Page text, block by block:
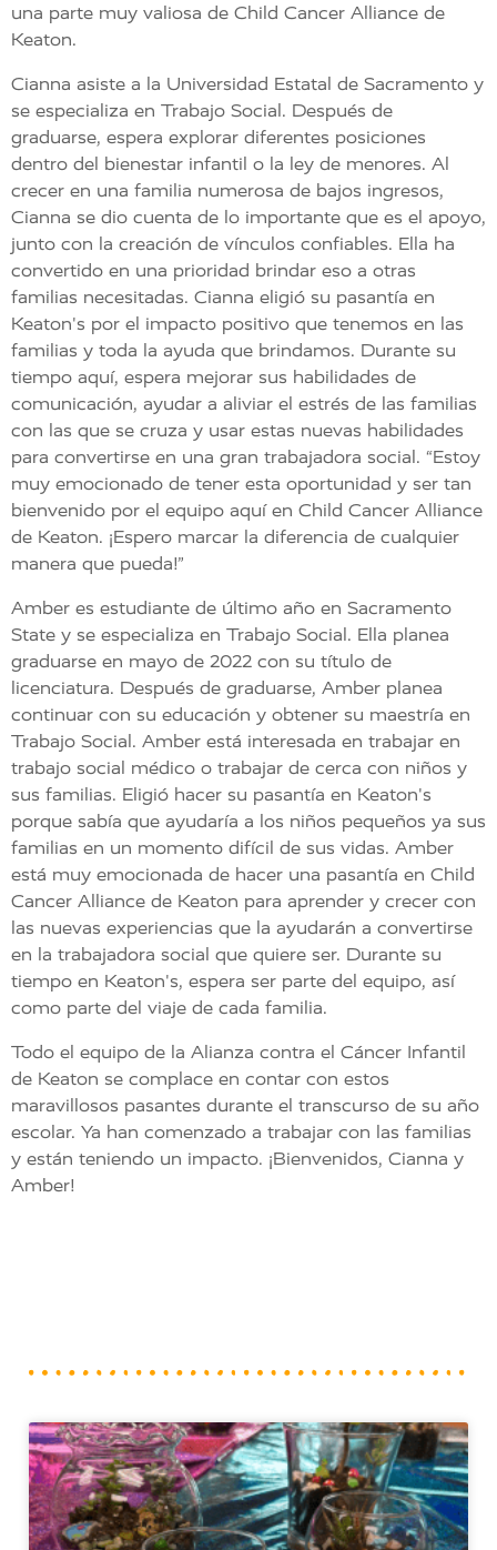
una parte muy valiosa de Child Cancer Alliance de
Keaton.
Cianna asiste a la Universidad Estatal de Sacramento y
se especializa en Trabajo Social. Después de
graduarse, espera explorar diferentes posiciones
dentro del bienestar infantil o la ley de menores. Al
crecer en una familia numerosa de bajos ingresos,
Cianna se dio cuenta de lo importante que es el apoyo,
junto con la creación de vínculos confiables. Ella ha
convertido en una prioridad brindar eso a otras
familias necesitadas. Cianna eligió su pasantía en
Keaton's por el impacto positivo que tenemos en las
familias y toda la ayuda que brindamos. Durante su
tiempo aquí, espera mejorar sus habilidades de
comunicación, ayudar a aliviar el estrés de las familias
con las que se cruza y usar estas nuevas habilidades
para convertirse en una gran trabajadora social. “Estoy
muy emocionado de tener esta oportunidad y ser tan
bienvenido por el equipo aquí en Child Cancer Alliance
de Keaton. ¡Espero marcar la diferencia de cualquier
manera que pueda!”
Amber es estudiante de último año en Sacramento
State y se especializa en Trabajo Social. Ella planea
graduarse en mayo de 2022 con su título de
licenciatura. Después de graduarse, Amber planea
continuar con su educación y obtener su maestría en
Trabajo Social. Amber está interesada en trabajar en
trabajo social médico o trabajar de cerca con niños y
sus familias. Eligió hacer su pasantía en Keaton's
porque sabía que ayudaría a los niños pequeños ya sus
familias en un momento difícil de sus vidas. Amber
está muy emocionada de hacer una pasantía en Child
Cancer Alliance de Keaton para aprender y crecer con
las nuevas experiencias que la ayudarán a convertirse
en la trabajadora social que quiere ser. Durante su
tiempo en Keaton's, espera ser parte del equipo, así
como parte del viaje de cada familia.
Todo el equipo de la Alianza contra el Cáncer Infantil
de Keaton se complace en contar con estos
maravillosos pasantes durante el transcurso de su año
escolar. Ya han comenzado a trabajar con las familias
y están teniendo un impacto. ¡Bienvenidos, Cianna y
Amber!